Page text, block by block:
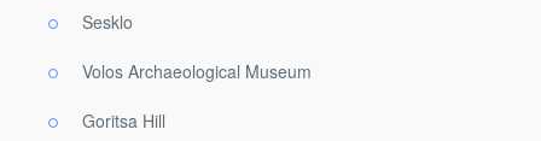
Sesklo
Volos Archaeological Museum
Goritsa Hill